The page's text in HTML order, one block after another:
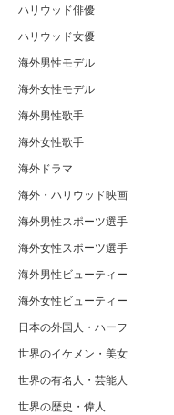
ハリウッド俳優
ハリウッド女優
海外男性モデル
海外女性モデル
海外男性歌手
海外女性歌手
海外ドラマ
海外・ハリウッド映画
海外男性スポーツ選手
海外女性スポーツ選手
海外男性ビューティー
海外女性ビューティー
日本の外国人・ハーフ
世界のイケメン・美女
世界の有名人・芸能人
世界の歴史・偉人